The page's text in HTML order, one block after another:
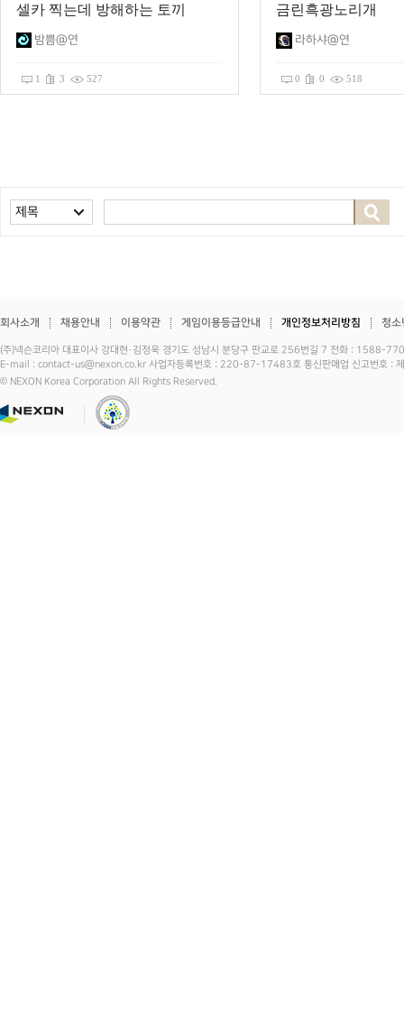
셀카 찍는데 방해하는 토끼
밤쁨@연
1 3 527
금린흑광노리개
라하샤@연
0 0 518
제목
회사소개 채용안내 이용약관 게임이용등급안내 개인정보처리방침 청소
(주)넥슨코리아 대표이사 강대현·김정욱 경기도 성남시 분당구 판교로 256번길 7 전화 :
E-mail : contact-us@nexon.co.kr 사업자등록번호 : 220-87-17483호 통신판매업 신고번호 :
© NEXON Korea Corporation All Rights Reserved.